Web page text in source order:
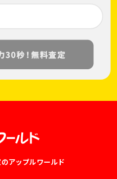
アップルワールド